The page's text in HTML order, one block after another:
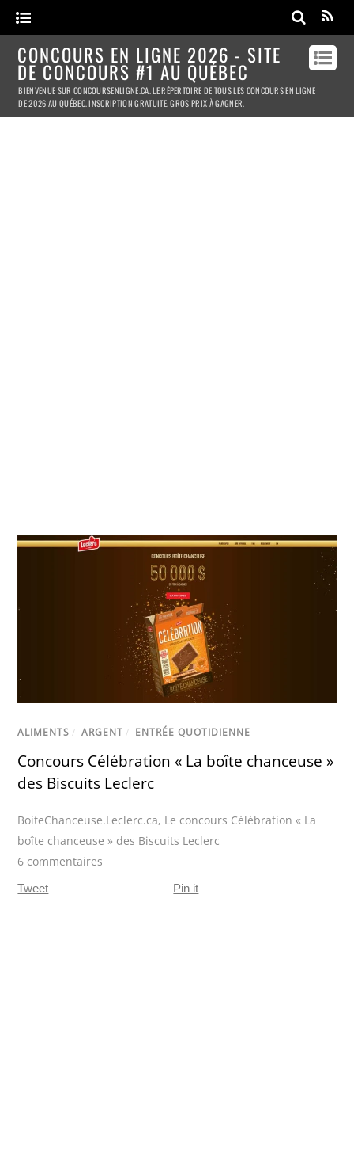
CONCOURS EN LIGNE 2026 - SITE
DE CONCOURS #1 AU QUÉBEC
BIENVENUE SUR CONCOURSENLIGNE.CA. LE RÉPERTOIRE DE TOUS LES CONCOURS EN LIGNE
DE 2026 AU QUÉBEC. INSCRIPTION GRATUITE. GROS PRIX À GAGNER.
ALIMENTS / ARGENT / ENTRÉE QUOTIDIENNE
Concours Célébration « La boîte chanceuse »
des Biscuits Leclerc
BoiteChanceuse.Leclerc.ca, Le concours Célébration « La
boîte chanceuse » des Biscuits Leclerc
6 commentaires
Tweet Pin it